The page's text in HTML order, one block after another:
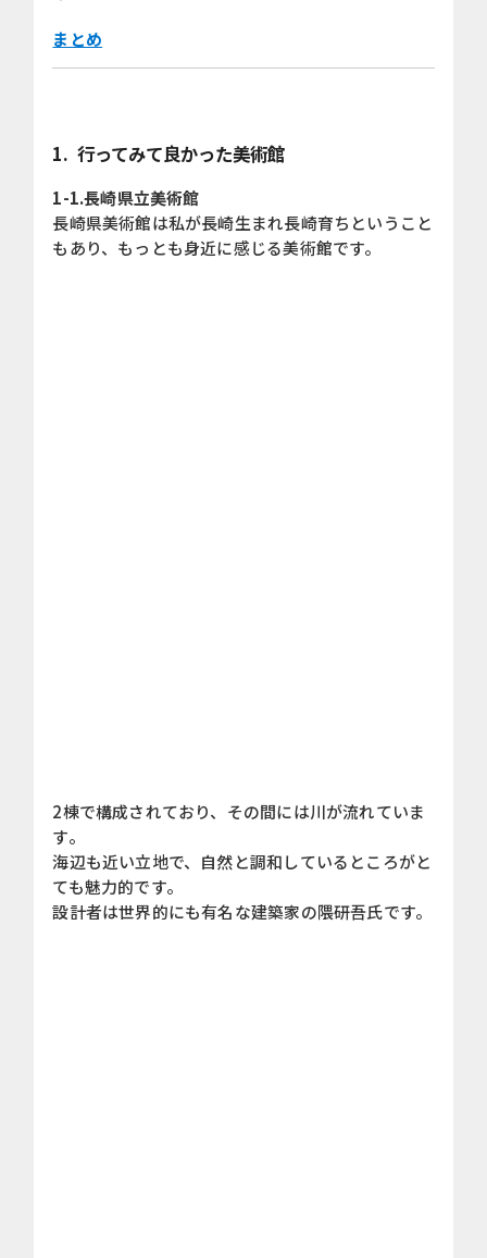
まとめ
1.行ってみて良かった美術館
1-1.長崎県立美術館
長崎県美術館は私が長崎生まれ長崎育ちということ
もあり、もっとも身近に感じる美術館です。
2棟で構成されており、その間には川が流れていま
す。
海辺も近い立地で、自然と調和しているところがと
ても魅力的です。
設計者は世界的にも有名な建築家の隈研吾氏です。